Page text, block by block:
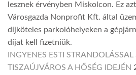
lesznek érvényben Miskolcon. Ez
Városgazda Nonprofit Kft. által
díjköteles parkolóhelyeken a
díjat kell fizetniük.
INGYENES ESTI
TISZAÚJVÁROS A HŐSÉG IDEJÉN